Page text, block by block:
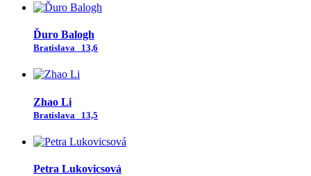
Ďuro Balogh
Bratislava 13,6
Zhao Li
Bratislava 13,5
Petra Lukovicsová